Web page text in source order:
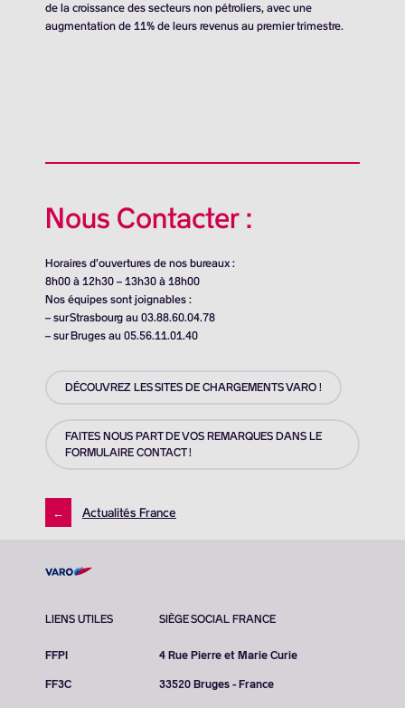
de la croissance des secteurs non pétroliers, avec une
augmentation de 11% de leurs revenus au premier trimestre.
Nous Contacter :
Horaires d’ouvertures de nos bureaux :
8h00 à 12h30 – 13h30 à 18h00
Nos équipes sont joignables :
– sur Strasbourg au 03.88.60.04.78
– sur Bruges au 05.56.11.01.40
DÉCOUVREZ LES SITES DE CHARGEMENTS VARO !
FAITES NOUS PART DE VOS REMARQUES DANS LE
FORMULAIRE CONTACT !
← Actualités France
LIENS UTILES
FFPI
FF3C
SIÈGE SOCIAL FRANCE
4 Rue Pierre et Marie Curie
33520 Bruges - France